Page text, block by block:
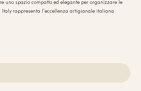
uno spazio compatto ed elegante per organizzare le
rappresenta l’eccellenza artigianale italiana